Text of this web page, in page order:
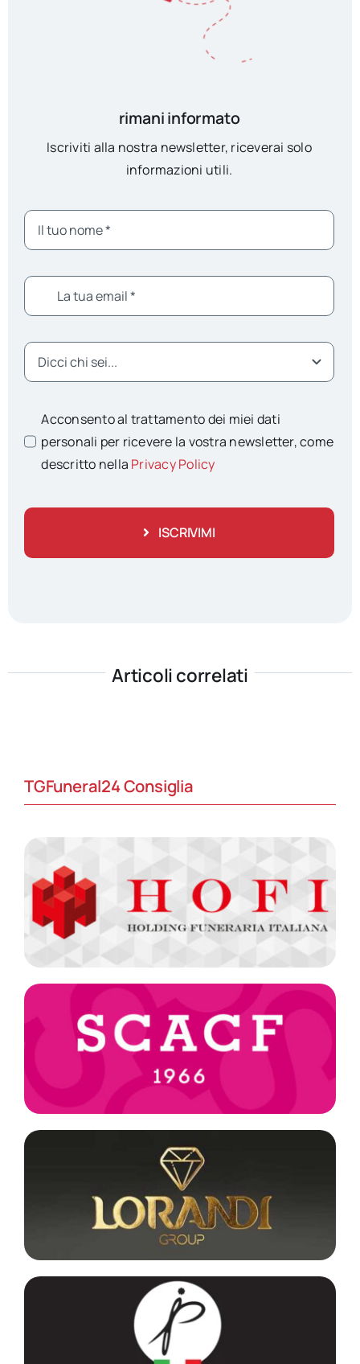
rimani informato
Iscriviti alla nostra newsletter, riceverai solo
informazioni utili.
Acconsento al trattamento dei miei dati
personali per ricevere la vostra newsletter, come
descritto nella Privacy Policy
ISCRIVIMI
Articoli correlati
TGFuneral24 Consiglia